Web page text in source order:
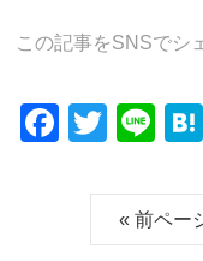
この記事をSNSでシ
F
T
tt
er
Li
e
« 前ペー